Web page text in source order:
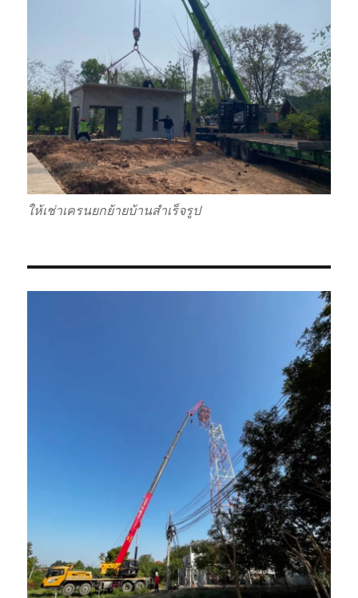
ให้เช่าเครนยกย้ายบ้านสำเร็จรูป